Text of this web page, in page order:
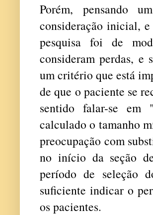
Porém, pensando
consideração inicial,
pesquisa foi de
consideram perdas, e
um critério que está
de que o paciente se
sentido falar-se em
calculado o tamanho
preocupação com
no início da seção
período de seleção
suficiente indicar o
os pacientes.